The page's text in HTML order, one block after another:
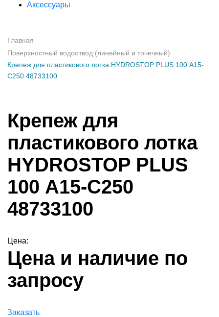
Аксессуары
Главная
Поверхностный водоотвод (линейный и точечный)
Крепеж для пластикового лотка HYDROSTOP PLUS 100 А15-
С250 48733100
Крепеж для
пластикового лотка
HYDROSTOP PLUS
100 А15-С250
48733100
Цена:
Цена и наличие по
запросу
Заказать